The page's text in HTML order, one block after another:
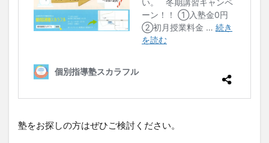
塾をお探しの方はぜひご検討ください。